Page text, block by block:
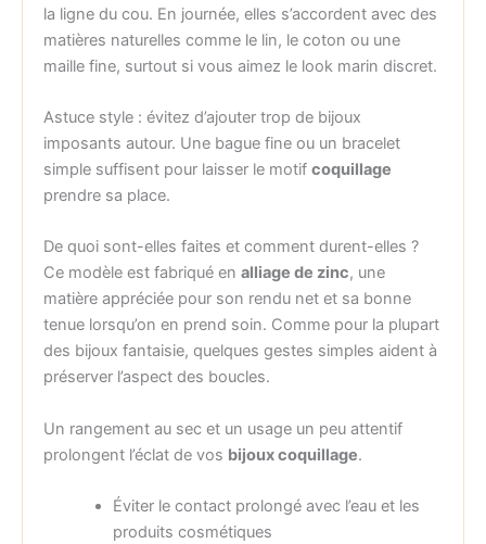
la ligne du cou. En journée, elles s’accordent avec des
matières naturelles comme le lin, le coton ou une
maille fine, surtout si vous aimez le look marin discret.
Astuce style : évitez d’ajouter trop de bijoux
imposants autour. Une bague fine ou un bracelet
simple suffisent pour laisser le motif coquillage
prendre sa place.
De quoi sont-elles faites et comment durent-elles ?
Ce modèle est fabriqué en alliage de zinc, une
matière appréciée pour son rendu net et sa bonne
tenue lorsqu’on en prend soin. Comme pour la plupart
des bijoux fantaisie, quelques gestes simples aident à
préserver l’aspect des boucles.
Un rangement au sec et un usage un peu attentif
prolongent l’éclat de vos bijoux coquillage.
Éviter le contact prolongé avec l’eau et les
produits cosmétiques